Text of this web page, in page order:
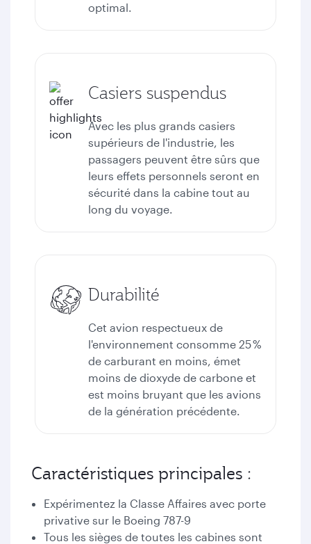
optimal.
Casiers suspendus
Avec les plus grands casiers
supérieurs de l'industrie, les
passagers peuvent être sûrs que
leurs effets personnels seront en
sécurité dans la cabine tout au
long du voyage.
Durabilité
Cet avion respectueux de
l'environnement consomme 25 %
de carburant en moins, émet
moins de dioxyde de carbone et
est moins bruyant que les avions
de la génération précédente.
Caractéristiques principales :
Expérimentez la Classe Affaires avec porte
privative sur le Boeing 787-9
Tous les sièges de toutes les cabines sont